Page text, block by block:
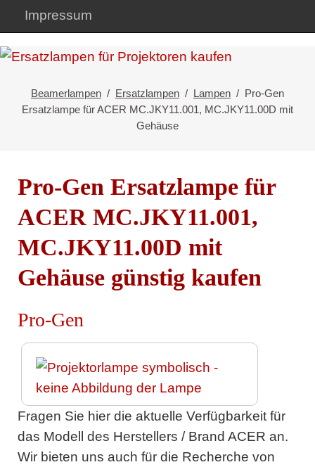
Impressum
Beamerlampen Ersatzlampen Lampen
Pro-Gen
Ersatzlampe für ACER MC.JKY11.001, MC.JKY11.00D mit
Gehäuse
Pro-Gen Ersatzlampe für
ACER MC.JKY11.001,
MC.JKY11.00D mit
Gehäuse günstig kaufen
Pro-Gen
Fragen Sie hier die aktuelle Verfügbarkeit für
das Modell des Herstellers / Brand ACER an.
Wir bieten uns auch für die Recherche von